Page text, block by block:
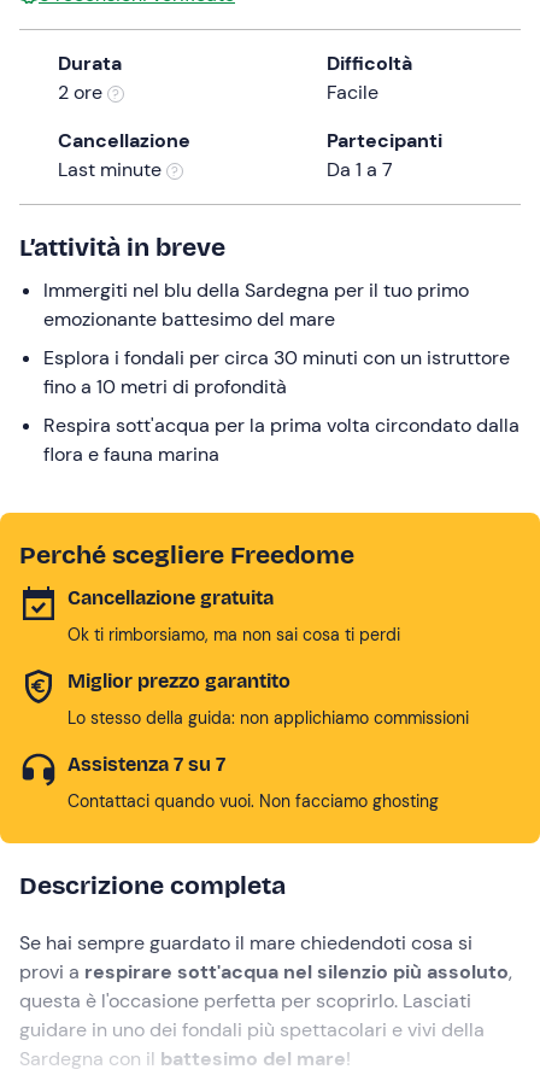
the
question
mark
the
shortcuts
for
changing
dates.
Durata
2 ore
Difficoltà
Facile
Cancellazione
Last minute
Partecipanti
Da 1 a 7
L’attività in breve
Immergiti nel blu della Sardegna per il tuo primo
emozionante battesimo del mare
Esplora i fondali per circa 30 minuti con un istruttore
fino a 10 metri di profondità
Respira sott'acqua per la prima volta circondato dalla
flora e fauna marina
Perché scegliere Freedome
Cancellazione gratuita
Ok ti rimborsiamo, ma non sai cosa ti perdi
Miglior prezzo garantito
Lo stesso della guida: non applichiamo commissioni
Assistenza 7 su 7
Contattaci quando vuoi. Non facciamo ghosting
Descrizione completa
Se hai sempre guardato il mare chiedendoti cosa si
provi a respirare sott'acqua nel silenzio più assoluto,
questa è l'occasione perfetta per scoprirlo. Lasciati
guidare in uno dei fondali più spettacolari e vivi della
Sardegna con il battesimo del mare!